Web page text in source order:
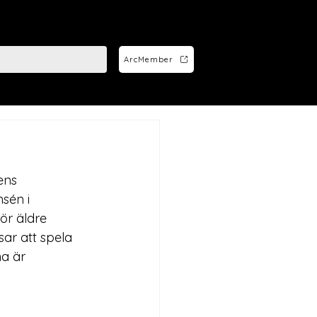
ArcMember
i
äldre
att spela
är